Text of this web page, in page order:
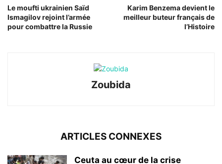
Le moufti ukrainien Saïd
Ismagilov rejoint l’armée
pour combattre la Russie
Karim Benzema devient le
meilleur buteur français de
l’Histoire
Zoubida
ARTICLES CONNEXES
Ceuta au cœur de la crise